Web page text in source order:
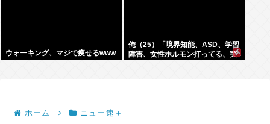
ウォーキング、マジで痩せるwww
俺（25）「境界知能、ASD、学習
障害、女性ホルモン打ってる、実
ホーム ニュー速＋